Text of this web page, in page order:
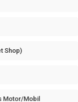
Shop)
Motor/Mobil